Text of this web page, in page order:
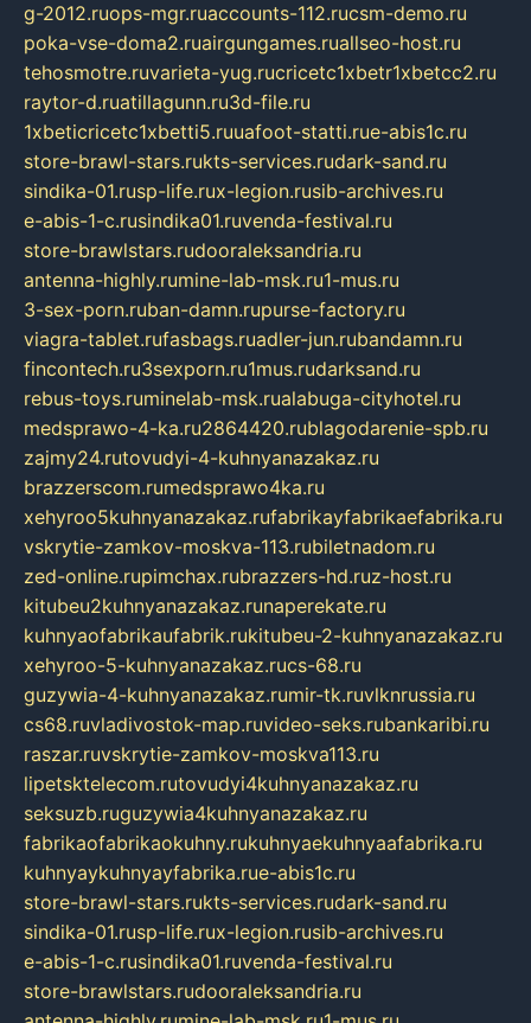
g-2012.ruops-mgr.ruaccounts-112.rucsm-demo.ru
poka-vse-doma2.ruairgungames.ruallseo-host.ru
tehosmotre.ruvarieta-yug.rucricetc1xbetr1xbetcc2.ru
raytor-d.ruatillagunn.ru3d-file.ru
1xbeticricetc1xbetti5.ruuafoot-statti.rue-abis1c.ru
store-brawl-stars.rukts-services.rudark-sand.ru
sindika-01.rusp-life.rux-legion.rusib-archives.ru
e-abis-1-c.rusindika01.ruvenda-festival.ru
store-brawlstars.rudooraleksandria.ru
antenna-highly.rumine-lab-msk.ru1-mus.ru
3-sex-porn.ruban-damn.rupurse-factory.ru
viagra-tablet.rufasbags.ruadler-jun.rubandamn.ru
fincontech.ru3sexporn.ru1mus.rudarksand.ru
rebus-toys.ruminelab-msk.rualabuga-cityhotel.ru
medsprawo-4-ka.ru2864420.rublagodarenie-spb.ru
zajmy24.rutovudyi-4-kuhnyanazakaz.ru
brazzerscom.rumedsprawo4ka.ru
xehyroo5kuhnyanazakaz.rufabrikayfabrikaefabrika.ru
vskrytie-zamkov-moskva-113.rubiletnadom.ru
zed-online.rupimchax.rubrazzers-hd.ruz-host.ru
kitubeu2kuhnyanazakaz.runaperekate.ru
kuhnyaofabrikaufabrik.rukitubeu-2-kuhnyanazakaz.ru
xehyroo-5-kuhnyanazakaz.rucs-68.ru
guzywia-4-kuhnyanazakaz.rumir-tk.ruvlknrussia.ru
cs68.ruvladivostok-map.ruvideo-seks.rubankaribi.ru
raszar.ruvskrytie-zamkov-moskva113.ru
lipetsktelecom.rutovudyi4kuhnyanazakaz.ru
seksuzb.ruguzywia4kuhnyanazakaz.ru
fabrikaofabrikaokuhny.rukuhnyaekuhnyaafabrika.ru
kuhnyaykuhnyayfabrika.rue-abis1c.ru
store-brawl-stars.rukts-services.rudark-sand.ru
sindika-01.rusp-life.rux-legion.rusib-archives.ru
e-abis-1-c.rusindika01.ruvenda-festival.ru
store-brawlstars.rudooraleksandria.ru